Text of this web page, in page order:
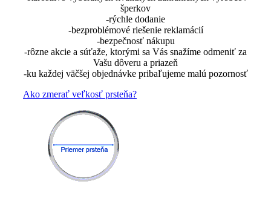
šperkov
-rýchle dodanie
-bezproblémové riešenie reklamácií
-bezpečnosť nákupu
-rôzne akcie a súťaže, ktorými sa Vás snažíme odmeniť za
Vašu dôveru a priazeň
-ku každej väčšej objednávke pribaľujeme malú pozornosť
Ako zmerať veľkosť prsteňa?